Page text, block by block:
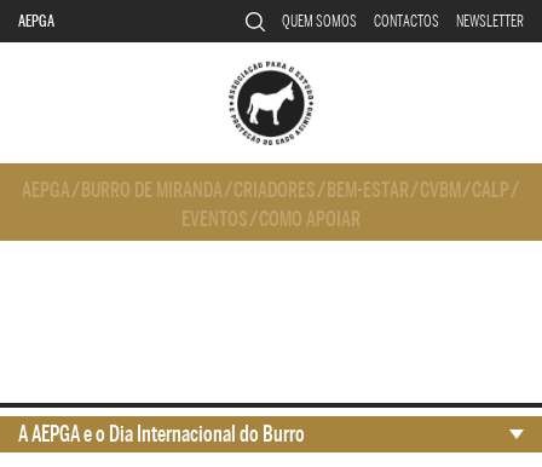
AEPGA QUEM SOMOS CONTACTOS NEWSLETTER
AEPGA/ BURRO DE MIRANDA/CRIADORES/ BEM-ESTAR/CVBM/CALP/
EVENTOS/COMO APOIAR
A AEPGA e o Dia Internacional do Burro